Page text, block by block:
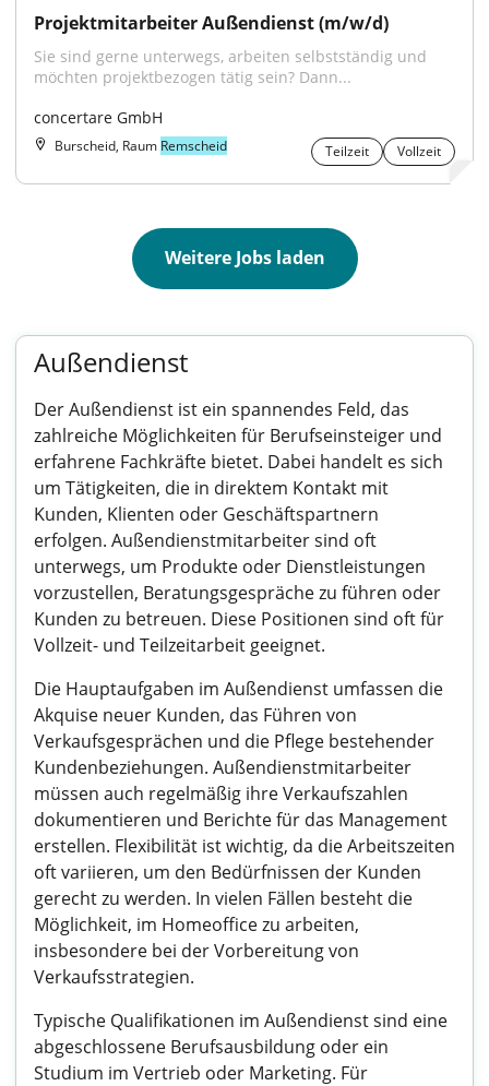
Projektmitarbeiter Außendienst (m/w/d)
Sie sind gerne unterwegs, arbeiten selbstständig und
möchten projektbezogen tätig sein? Dann...
concertare GmbH
Burscheid, Raum Remscheid Teilzeit Vollzeit
Weitere Jobs laden
Außendienst
Der Außendienst ist ein spannendes Feld, das
zahlreiche Möglichkeiten für Berufseinsteiger und
erfahrene Fachkräfte bietet. Dabei handelt es sich
um Tätigkeiten, die in direktem Kontakt mit
Kunden, Klienten oder Geschäftspartnern
erfolgen. Außendienstmitarbeiter sind oft
unterwegs, um Produkte oder Dienstleistungen
vorzustellen, Beratungsgespräche zu führen oder
Kunden zu betreuen. Diese Positionen sind oft für
Vollzeit- und Teilzeitarbeit geeignet.
Die Hauptaufgaben im Außendienst umfassen die
Akquise neuer Kunden, das Führen von
Verkaufsgesprächen und die Pflege bestehender
Kundenbeziehungen. Außendienstmitarbeiter
müssen auch regelmäßig ihre Verkaufszahlen
dokumentieren und Berichte für das Management
erstellen. Flexibilität ist wichtig, da die Arbeitszeiten
oft variieren, um den Bedürfnissen der Kunden
gerecht zu werden. In vielen Fällen besteht die
Möglichkeit, im Homeoffice zu arbeiten,
insbesondere bei der Vorbereitung von
Verkaufsstrategien.
Typische Qualifikationen im Außendienst sind eine
abgeschlossene Berufsausbildung oder ein
Studium im Vertrieb oder Marketing. Für